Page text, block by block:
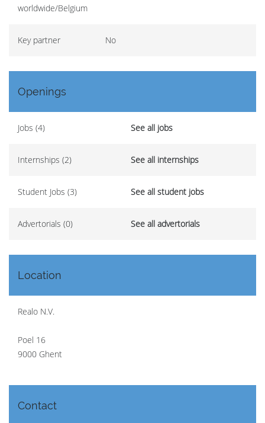
worldwide/Belgium
Key partner No
Openings
Jobs (4) See all jobs
Internships (2) See all internships
Student Jobs (3) See all student jobs
Advertorials (0) See all advertorials
Location
Realo N.V.
Poel 16
9000 Ghent
Contact